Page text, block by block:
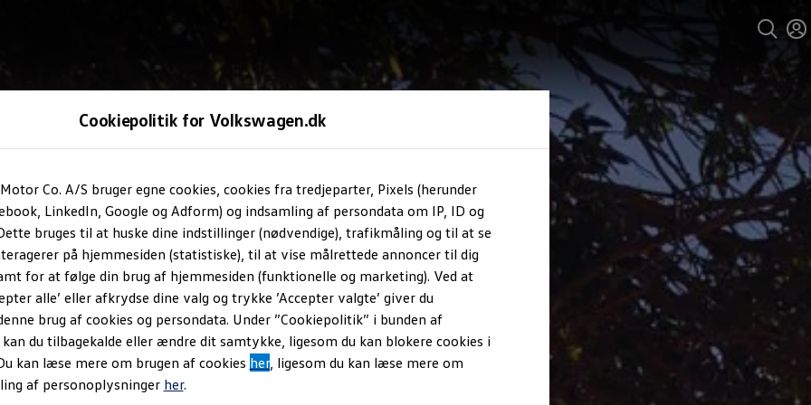
Cookiepolitik for Volkswagen.dk
Co. A/S bruger egne cookies, cookies fra tredjeparter, Pixels (herunder
LinkedIn, Google og Adform) og indsamling af persondata om IP, ID og
bruges til at huske dine indstillinger (nødvendige), trafikmåling og til at se
på hjemmesiden (statistiske), til at vise målrettede annoncer til dig
for at følge din brug af hjemmesiden (funktionelle og marketing). Ved at
alle’ eller afkrydse dine valg og trykke ’Accepter valgte’ giver du
brug af cookies og persondata. Under ”Cookiepolitik” i bunden af
du tilbagekalde eller ændre dit samtykke, ligesom du kan blokere cookies i
kan læse mere om brugen af cookies her, ligesom du kan læse mere om
af personoplysninger her.